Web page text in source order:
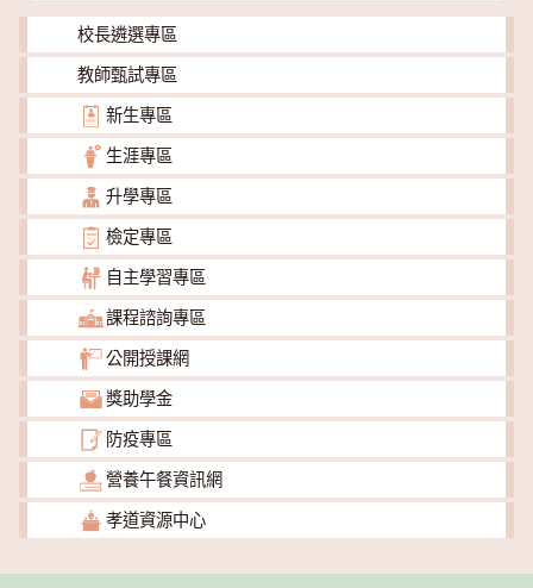
校長遴選專區
教師甄試專區
新生專區
生涯專區
升學專區
檢定專區
自主學習專區
課程諮詢專區
公開授課網
獎助學金
防疫專區
營養午餐資訊網
孝道資源中心